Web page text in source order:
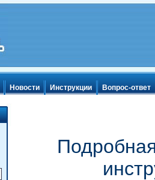
Новости Инструкции Вопрос-ответ